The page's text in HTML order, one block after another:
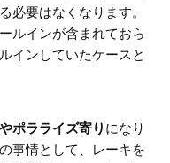
必要はなくなります。
ルインが含まれておら
インしていたケースと
ポラライズ寄り になり
事情として、レーキを